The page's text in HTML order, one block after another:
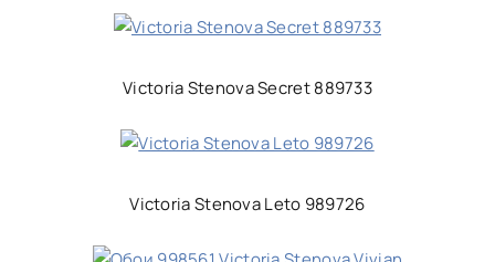
Victoria Stenova Secret 889733
Victoria Stenova Leto 989726